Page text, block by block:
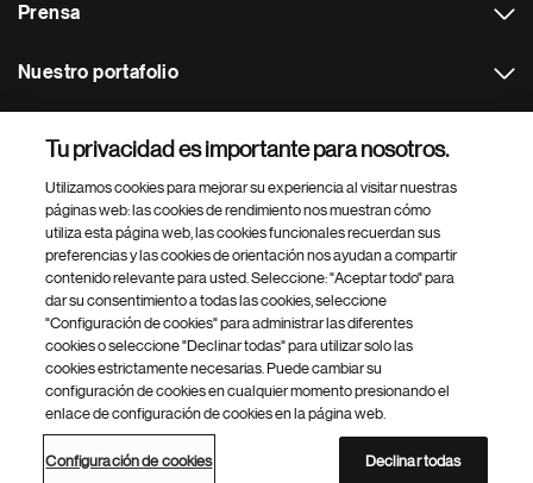
Prensa
Nuestro portafolio
Footer Site Search
inferior
del
© 2026 Novartis AG
Política de privacidad Términos de uso
Accesibilidad
Configuración de cookies
Mapa del sitio
Tu privacidad es importante para nosotros.
Utilizamos cookies para mejorar su experiencia al visitar nuestras
páginas web: las cookies de rendimiento nos muestran cómo
utiliza esta página web, las cookies funcionales recuerdan sus
preferencias y las cookies de orientación nos ayudan a compartir
contenido relevante para usted. Seleccione: "Aceptar todo" para
dar su consentimiento a todas las cookies, seleccione
"Configuración de cookies" para administrar las diferentes
cookies o seleccione "Declinar todas" para utilizar solo las
cookies estrictamente necesarias. Puede cambiar su
configuración de cookies en cualquier momento presionando el
enlace de configuración de cookies en la página web.
Configuración de cookies Declinar todas